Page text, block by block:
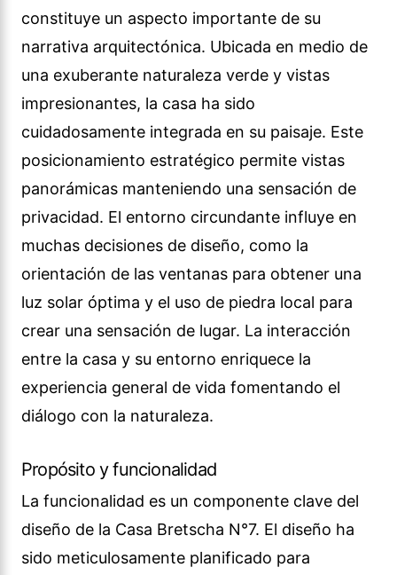
constituye un aspecto importante de su
narrativa arquitectónica. Ubicada en medio de
una exuberante naturaleza verde y vistas
impresionantes, la casa ha sido
cuidadosamente integrada en su paisaje. Este
posicionamiento estratégico permite vistas
panorámicas manteniendo una sensación de
privacidad. El entorno circundante influye en
muchas decisiones de diseño, como la
orientación de las ventanas para obtener una
luz solar óptima y el uso de piedra local para
crear una sensación de lugar. La interacción
entre la casa y su entorno enriquece la
experiencia general de vida fomentando el
diálogo con la naturaleza.
Propósito y funcionalidad
La funcionalidad es un componente clave del
diseño de la Casa Bretscha N°7. El diseño ha
sido meticulosamente planificado para